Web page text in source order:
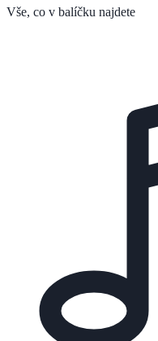
Vše, co v balíčku najdete